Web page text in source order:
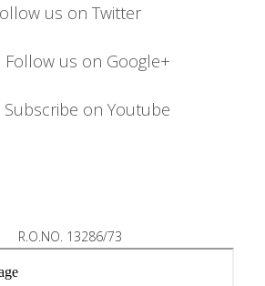
us on Twitter
Follow us on Google+
Subscribe on Youtube
R.O.NO. 13286/73